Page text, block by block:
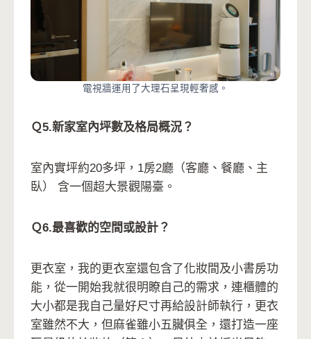
電視牆運用了大理石呈現輕奢感。
Ｑ5.新家室內坪數及格局概況？
室內實坪約20多坪，1房2廳（客廳、餐廳、主
臥） 含一個超大景觀陽臺。
Ｑ6.最喜歡的空間或設計？
更衣室，我的更衣室還包含了化妝間及小書房功
能，從一開始我就很明瞭自己的需求，連櫃體的
大小都是我自己量好尺寸再給設計師執行，更衣
室雖然不大，但麻雀雖小五臟俱全，還打造一座